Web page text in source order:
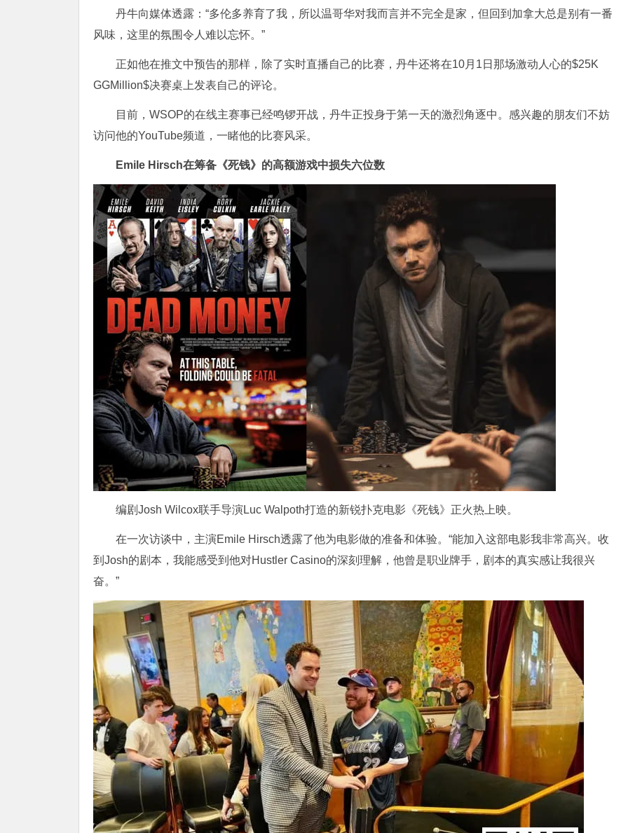
丹牛向媒体透露：“多伦多养育了我，所以温哥华对我而言并不完全是家，但回到加拿大总是别有一番
风味，这里的氛围令人难以忘怀。”
正如他在推文中预告的那样，除了实时直播自己的比赛，丹牛还将在10月1日那场激动人心的$25K
GGMillion$决赛桌上发表自己的评论。
目前，WSOP的在线主赛事已经鸣锣开战，丹牛正投身于第一天的激烈角逐中。感兴趣的朋友们不妨
访问他的YouTube频道，一睹他的比赛风采。
Emile Hirsch在筹备《死钱》的高额游戏中损失六位数
编剧Josh Wilcox联手导演Luc Walpoth打造的新锐扑克电影《死钱》正火热上映。
在一次访谈中，主演Emile Hirsch透露了他为电影做的准备和体验。“能加入这部电影我非常高兴。收
到Josh的剧本，我能感受到他对Hustler Casino的深刻理解，他曾是职业牌手，剧本的真实感让我很兴
奋。”